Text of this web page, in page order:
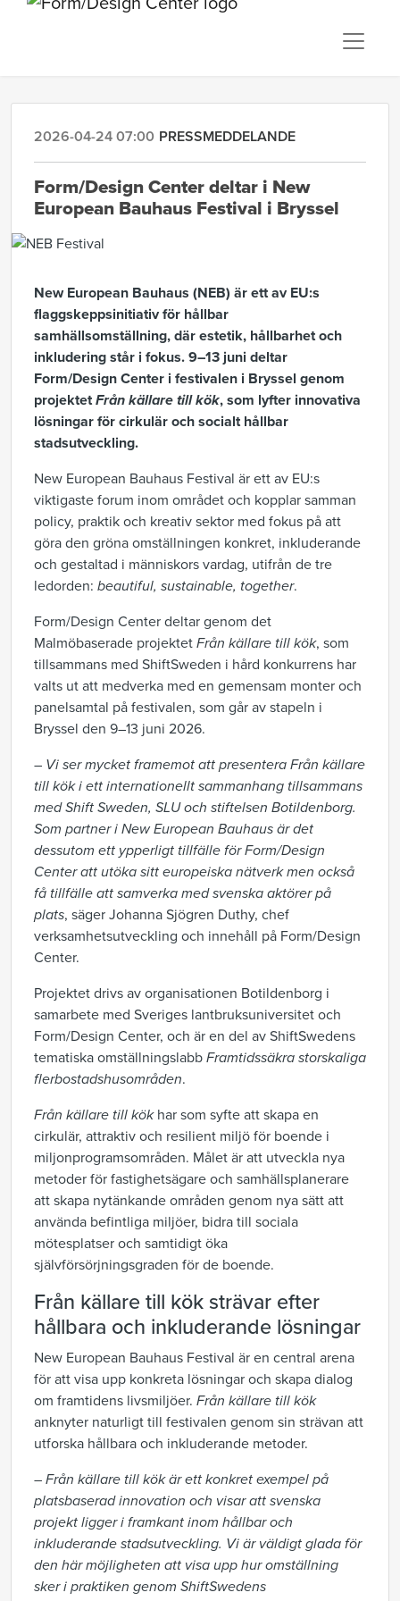
2026-04-24 07:00 PRESSMEDDELANDE
Form/Design Center deltar i New
European Bauhaus Festival i Bryssel
New European Bauhaus (NEB) är ett av EU:s
flaggskeppsinitiativ för hållbar
samhällsomställning, där estetik, hållbarhet och
inkludering står i fokus. 9–13 juni deltar
Form/Design Center i festivalen i Bryssel genom
projektetFrån källare till kök, som lyfter innovativa
lösningar för cirkulär och socialt hållbar
stadsutveckling.
New European Bauhaus Festival är ett av EU:s
viktigaste forum inom området och kopplar samman
policy, praktik och kreativ sektor med fokus på att
göra den gröna omställningen konkret, inkluderande
och gestaltad i människors vardag, utifrån de tre
ledorden: beautiful, sustainable, together.
Form/Design Center deltar genom det
Malmöbaserade projektet Från källare till kök, som
tillsammans med ShiftSweden i hård konkurrens har
valts ut att medverka med en gemensam monter och
panelsamtal på festivalen, som går av stapeln i
Bryssel den 9–13 juni 2026.
– Vi ser mycket framemot att presentera Från källare
till kök i ett internationellt sammanhang tillsammans
med Shift Sweden, SLU och stiftelsen Botildenborg.
Som partner i New European Bauhaus är det
dessutom ett ypperligt tillfälle för Form/Design
Center att utöka sitt europeiska nätverk men också
få tillfälle att samverka med svenska aktörer på
plats, säger Johanna Sjögren Duthy, chef
verksamhetsutveckling och innehåll på Form/Design
Center.
Projektet drivs av organisationen Botildenborg i
samarbete med Sveriges lantbruksuniversitet och
Form/Design Center, och är en del av ShiftSwedens
tematiska omställningslabb Framtidssäkra storskaliga
flerbostadshusområden.
Från källare till kökhar som syfte att skapa en
cirkulär, attraktiv och resilient miljö för boende i
miljonprogramsområden. Målet är att utveckla nya
metoder för fastighetsägare och samhällsplanerare
att skapa nytänkande områden genom nya sätt att
använda befintliga miljöer, bidra till sociala
mötesplatser och samtidigt öka
självförsörjningsgraden för de boende.
Från källare till kök strävar efter
hållbara och inkluderande lösningar
New European Bauhaus Festival är en central arena
för att visa upp konkreta lösningar och skapa dialog
om framtidens livsmiljöer. Från källare till kök
anknyter naturligt till festivalen genom sin strävan att
utforska hållbara och inkluderande metoder.
– Från källare till kök är ett konkret exempel på
platsbaserad innovation och visar att svenska
projekt ligger i framkant inom hållbar och
inkluderande stadsutveckling. Vi är väldigt glada för
den här möjligheten att visa upp hur omställning
sker i praktiken genom ShiftSwedens